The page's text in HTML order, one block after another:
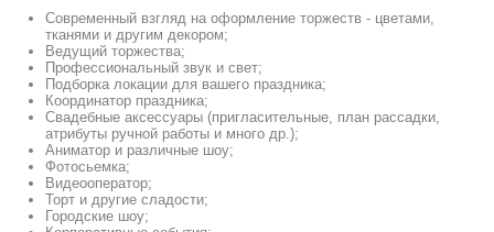
Современный взгляд на оформление торжеств - цветами,
тканями и другим декором;
Ведущий торжества;
Профессиональный звук и свет;
Подборка локации для вашего праздника;
Координатор праздника;
Свадебные аксессуары (пригласительные, план рассадки,
атрибуты ручной работы и много др.);
Аниматор и различные шоу;
Фотосьемка;
Видеооператор;
Торт и другие сладости;
Городские шоу;